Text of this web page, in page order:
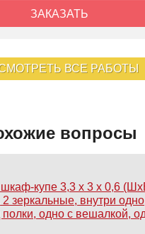
ЗАКАЗАТЬ
ВСЕ РАБОТЫ
вопросы
шкаф-купе 3,3 х 3 х 0,6
зеркальные, внутри одно
полки, одно с вешалкой,